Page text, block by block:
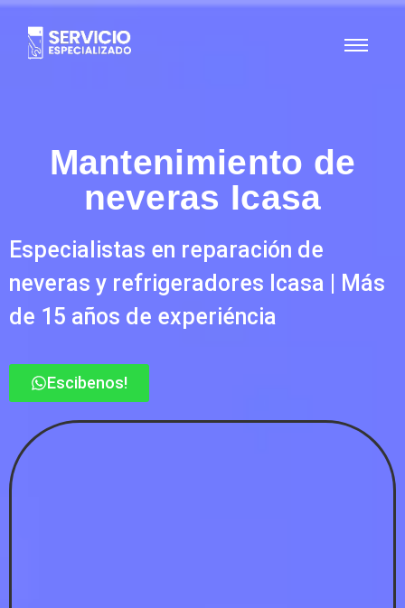
Mantenimiento de
neveras Icasa
Especialistas en reparación de
neveras y refrigeradores Icasa | Más
de 15 años de experiéncia
Escibenos!